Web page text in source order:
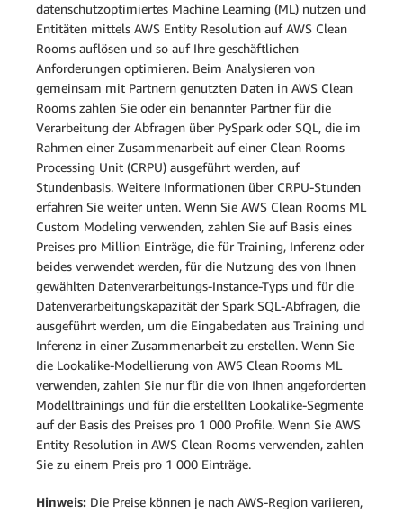
datenschutzoptimiertes Machine Learning (ML) nutzen und
Entitäten mittels AWS Entity Resolution auf AWS Clean
Rooms auflösen und so auf Ihre geschäftlichen
Anforderungen optimieren. Beim Analysieren von
gemeinsam mit Partnern genutzten Daten in AWS Clean
Rooms zahlen Sie oder ein benannter Partner für die
Verarbeitung der Abfragen über PySpark oder SQL, die im
Rahmen einer Zusammenarbeit auf einer Clean Rooms
Processing Unit (CRPU) ausgeführt werden, auf
Stundenbasis. Weitere Informationen über CRPU-Stunden
erfahren Sie weiter unten. Wenn Sie AWS Clean Rooms ML
Custom Modeling verwenden, zahlen Sie auf Basis eines
Preises pro Million Einträge, die für Training, Inferenz oder
beides verwendet werden, für die Nutzung des von Ihnen
gewählten Datenverarbeitungs-Instance-Typs und für die
Datenverarbeitungskapazität der Spark SQL-Abfragen, die
ausgeführt werden, um die Eingabedaten aus Training und
Inferenz in einer Zusammenarbeit zu erstellen. Wenn Sie
die Lookalike-Modellierung von AWS Clean Rooms ML
verwenden, zahlen Sie nur für die von Ihnen angeforderten
Modelltrainings und für die erstellten Lookalike-Segmente
auf der Basis des Preises pro 1 000 Profile. Wenn Sie AWS
Entity Resolution in AWS Clean Rooms verwenden, zahlen
Sie zu einem Preis pro 1 000 Einträge.
Hinweis: Die Preise können je nach AWS-Region variieren,